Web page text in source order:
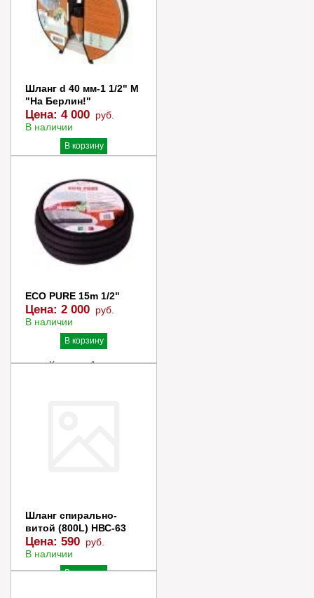
Шланг d 40 мм-1 1/2" М
"На Берлин!"
Цена: 4 000 руб.
В наличии
В корзину
ECO PURE 15m 1/2"
Цена: 2 000 руб.
В наличии
В корзину
Купить в 1 клик
Шланг спирально-
витой (800L) НВС-63
Цена: 590 руб.
В наличии
В корзину